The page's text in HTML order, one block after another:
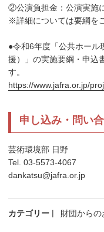
②公演負担金：公演実施
※詳細については要綱を
●令和6年度「公共ホール
援）」の実施要綱・申込
す。
https://www.jafra.or.jp/
申し込み・問い
芸術環境部 日野
Tel. 03-5573-4067
dankatsu@jafra.or.jp
カテゴリー 財団から